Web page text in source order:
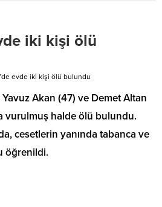
iki kişi ölü
evde iki kişi ölü bulundu
Akan (47) ve Demet Altan
vurulmuş halde ölü bulundu.
cesetlerin yanında tabanca ve
öğrenildi.